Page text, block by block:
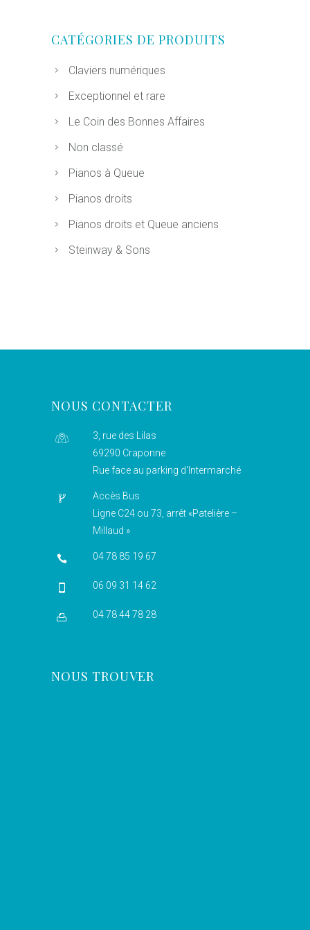
CATÉGORIES DE PRODUITS
Claviers numériques
Exceptionnel et rare
Le Coin des Bonnes Affaires
Non classé
Pianos à Queue
Pianos droits
Pianos droits et Queue anciens
Steinway & Sons
NOUS CONTACTER
3, rue des Lilas
69290 Craponne
Rue face au parking d'Intermarché
Accès Bus
Ligne C24 ou 73, arrêt «Patelière –
Millaud »
04 78 85 19 67
06 09 31 14 62
04 78 44 78 28
NOUS TROUVER